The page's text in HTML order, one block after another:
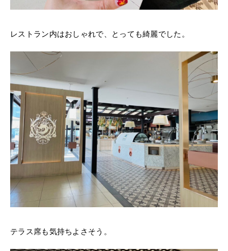
レストラン内はおしゃれで、とっても綺麗でした。
テラス席も気持ちよさそう。